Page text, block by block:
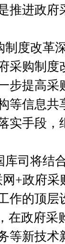
推进政府
度改革
采购制度
步提高采
等信息共
实手段，
司将结
+政府采
作的顶层
在政府采
等新技术